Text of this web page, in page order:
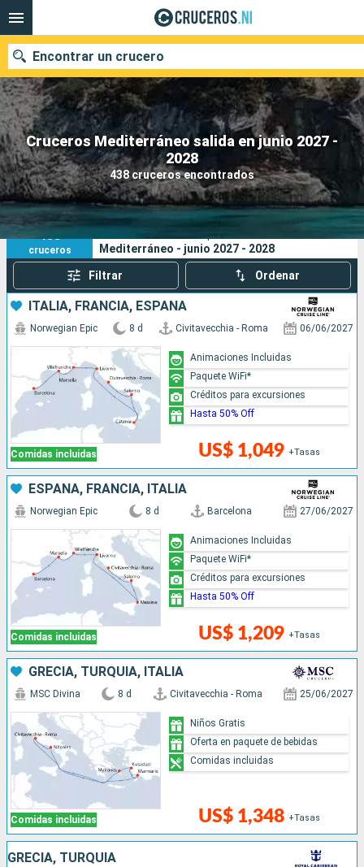
Cruceros Mediterráneo salida en junio 2027 -
2028
438 cruceros encontrados
Encontrar un crucero
Nuestros destinos
Fecha de salida
Puertos Compañías
Buscar
438
cruceros
Mediterráneo - junio 2027 - 2028
Filtrar Ordenar
ITALIA, FRANCIA, ESPAÑA
Comidas incluidas
Norwegian Epic 8 d Civitavecchia - Roma 06/06/2027
US$ 1,049 +Tasas
Animaciones Incluidas
Paquete WiFi*
Créditos para excursiones
Hasta 50% Off
ESPAÑA, FRANCIA, ITALIA
Comidas incluidas
Norwegian Epic 8 d Barcelona 27/06/2027
US$ 1,209 +Tasas
Animaciones Incluidas
Paquete WiFi*
Créditos para excursiones
Hasta 50% Off
GRECIA, TURQUÍA, ITALIA
Comidas incluidas
MSC Divina 8 d Civitavecchia - Roma 25/06/2027
US$ 1,348 +Tasas
Niños Gratis
Oferta en paquete de bebidas
Comidas incluidas
GRECIA, TURQUÍA